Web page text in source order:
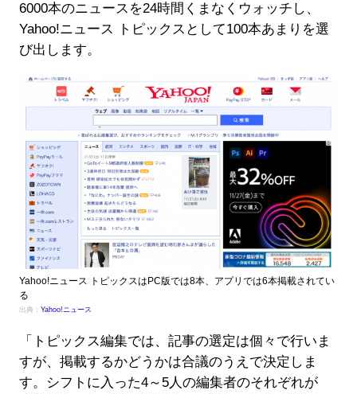
6000本のニュースを24時間くまなくウォッチし、
Yahoo!ニュース トピックスとして100本あまりを選
び出します。
Yahoo!ニュース トピックスはPC版では8本、アプリでは6本掲載されてい
る
出典： Yahoo!ニュース
「トピックス編集では、記事の選定は個々で行いま
すが、掲載するかどうかは合議のうえで決定しま
す。シフトに入った4～5人の編集者のそれぞれが